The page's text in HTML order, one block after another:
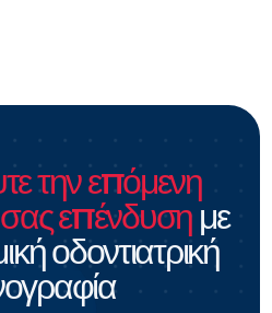
την επόμενη
σας επένδυσημε
οδοντιατρική